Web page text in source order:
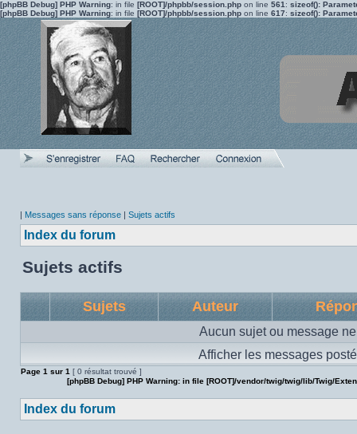
[phpBB Debug] PHP Warning: in file [ROOT]/phpbb/session.php on line 561 : sizeof():
[phpBB Debug] PHP Warning: in file [ROOT]/phpbb/session.php on line 617: sizeof():
| Messages sans réponse | Sujets actifs
Index du forum
Sujets actifs
Sujets Auteur
Aucun sujet ou message
Afficher les messages
Page 1 sur 1 [ 0 résultat trouvé ]
[phpBB Debug] PHP Warning: in file [ROOT]/vendor/twig/twig/lib/Twig/
Index du forum